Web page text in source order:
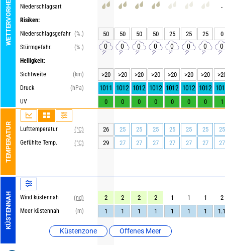
Niederschlagsart
Risiken:
Niederschlagsgefahr (%.)
Stürmgefahr.
(%.)
Helligkeit:
Sichtweite
(km)
Druck
(hPa)
UV
TEMPERATUR Lufttemperatur
(°C)
Gefühlte Temp.
(°C)
KÜSTENNAH Wind küstennah
(nd)
Meer küstennah
(m)
Küstenzone Offenes Meer
-
50 50 50 50 25 25 25 0
0 0 0 0 0 0 0 0
>20 >20 >20 >20 >20 >20 >20
1011 1012 1012 1012 1012 1012 1012
0 0 0 0 0 0 0 1
26 25 25 25 25 25 25
25
29
27 27 27 27 27 27 27
2 2 2 2 1 1 1
2
1
1 1 1 1 1 1 1.1